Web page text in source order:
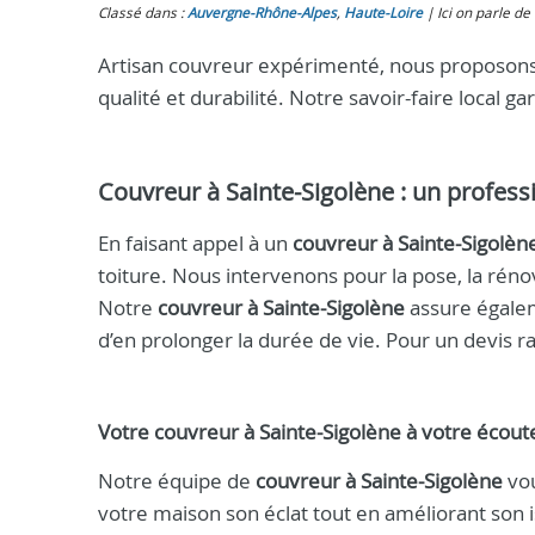
Classé dans :Auvergne-Rhône-Alpes, Haute-Loire Ici on parle de
Artisan couvreur expérimenté, nous
qualité et durabilité. Notre savoir-faire local
Couvreur à Sainte-Sigolène : un
En faisant appel à un couvreur à Sainte-
toiture. Nous intervenons pour la pose, la
Notre couvreur à Sainte-Sigolèneassure
d’en prolonger la durée de vie. Pour un devis
Votre couvreur à Sainte-Sigolène à votre
Notre équipe de couvreur à Sainte-Sigolène
votre maison son éclat tout en améliorant son